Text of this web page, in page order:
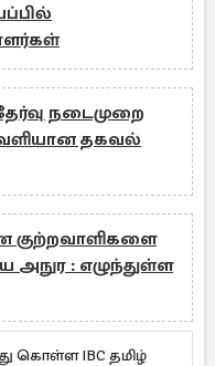
நடைமுறை
தகவல்
அநுர : எழுந்துள்ள
கொள்ள IBC தமிழ்